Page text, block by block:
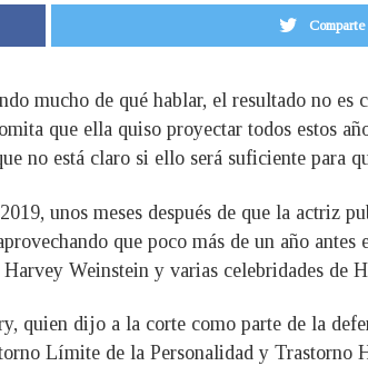
mucho de qué hablar, el resultado no es
que ella quiso proyectar todos estos
no está claro si ello será suficiente para
unos meses después de que la actriz
que poco más de un año
Weinstein y varias celebridades de
quien dijo a la corte como parte de la
Límite de la Personalidad y Trastorno